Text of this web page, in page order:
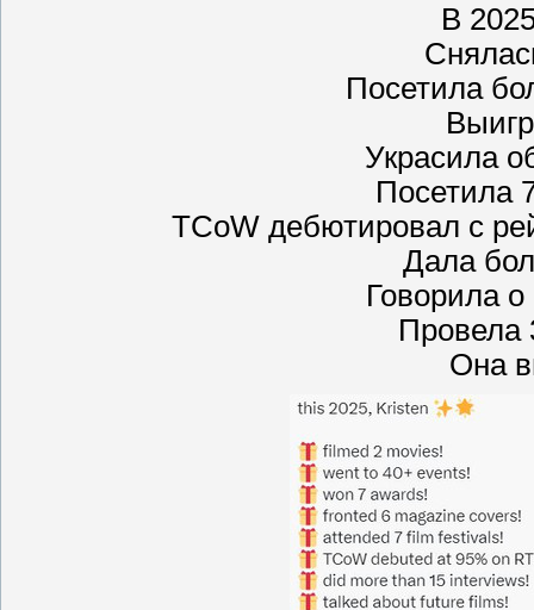
В
Посетила
Украсила
Посетила
TCoW дебютировал с
Дала
Говорила
Провела
Она